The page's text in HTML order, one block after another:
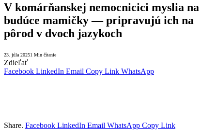
V komárňanskej nemocnicici myslia na
budúce mamičky — pripravujú ich na
pôrod v dvoch jazykoch
23. júla 20251 Min čítanie
Zdieľať
Facebook LinkedIn Email Copy Link WhatsApp
Share. Facebook LinkedIn Email WhatsApp Copy Link